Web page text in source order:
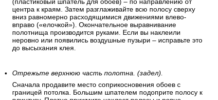
Виниловые обои клеятся встык. При этом иногда
допускается небольшой нахлест на потолок в 3-5 см. Так
удобнее клеить и выравнивать затем полосу по длине
стены.
После наклеивания полосу нужно разгладить «перышком»
центра к краям. Затем разглаживайте всю полосу сверху
вниз равномерно расходящимися движениями влево-